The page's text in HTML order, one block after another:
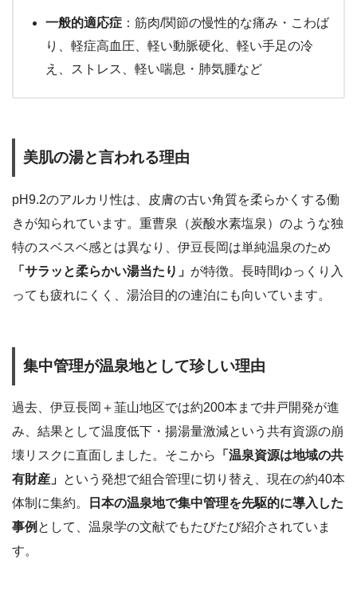
一般的適応症 ：筋肉/関節の慢性的な痛み・こわば
り、軽症高血圧、軽い動脈硬化、軽い手足の冷
え、ストレス、軽い喘息・肺気腫など
美肌の湯と言われる理由
pH9.2のアルカリ性は、皮膚の古い角質を柔らかくする働
きが知られています。重曹泉（炭酸水素塩泉）のような独
特のスベスベ感とは異なり、伊豆長岡は単純温泉のため
「サラッと柔らかい湯当たり」 が特徴。長時間ゆっくり入
っても疲れにくく、湯治目的の連泊にも向いています。
集中管理が温泉地として珍しい理由
過去、伊豆長岡＋韮山地区では約200本まで井戸開発が進
み、結果として温度低下・揚湯量激減という共有資源の崩
壊リスクに直面しました。そこから
「温泉資源は地域の共
有財産」 という発想で組合管理に切り替え、現在の約40本
体制に集約。
日本の温泉地で集中管理を先駆的に導入した
事例 として、温泉学の文献でもたびたび紹介されていま
す。